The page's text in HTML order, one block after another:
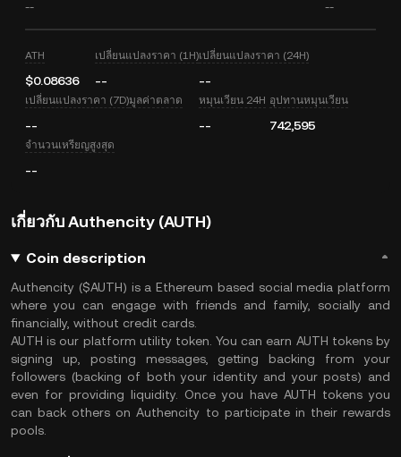
--
--
ATH
$0.08636
เปลี่ยนแปลงราคา (1H)
--
เปลี่ยนแปลงราคา (24H)
--
เปลี่ยนแปลงราคา (7D)
--
มูลค่าตลาด หมุนเวียน 24H
--
อุปทานหมุนเวียน
742,595
จำนวนเหรียญสูงสุด
--
เกี่ยวกับ Authencity (AUTH)
Coin description
Authencity ($AUTH) is a Ethereum based social media platform
where you can engage with friends and family, socially and
financially, without credit cards.
AUTH is our platform utility token. You can earn AUTH tokens by
signing up, posting messages, getting backing from your
followers (backing of both your identity and your posts) and
even for providing liquidity. Once you have AUTH tokens you
can back others on Authencity to participate in their rewards
pools.